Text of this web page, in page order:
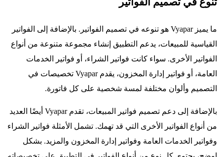
ما يميز Vyapar هو تنوعه في تصميم الفواتير. بالإضافة إلى الفواتير
القياسية للمبيعات، يدعم التطبيق إنشاء مجموعة متنوعة من أنواع
الفواتير الأخرى. سواء كانت فواتير الشراء، أو فواتير الخدمات
العامة، أو فواتير إدارة المخزون، يقدم Vyapar تخصيصات في
التصميم وألوان مختلفة لمسة شخصية على كل فاتورة.
بالإضافة إلى دعم تصميم فواتير المبيعات، تقدم Vyapar أيضًا العديد
من أنواع الفواتير الأخرى التي قد تهمك. تشمل الأمثلة فواتير الشراء
وفواتير الخدمات العامة وفواتير إدارة المخزون والمزيد. بشكل